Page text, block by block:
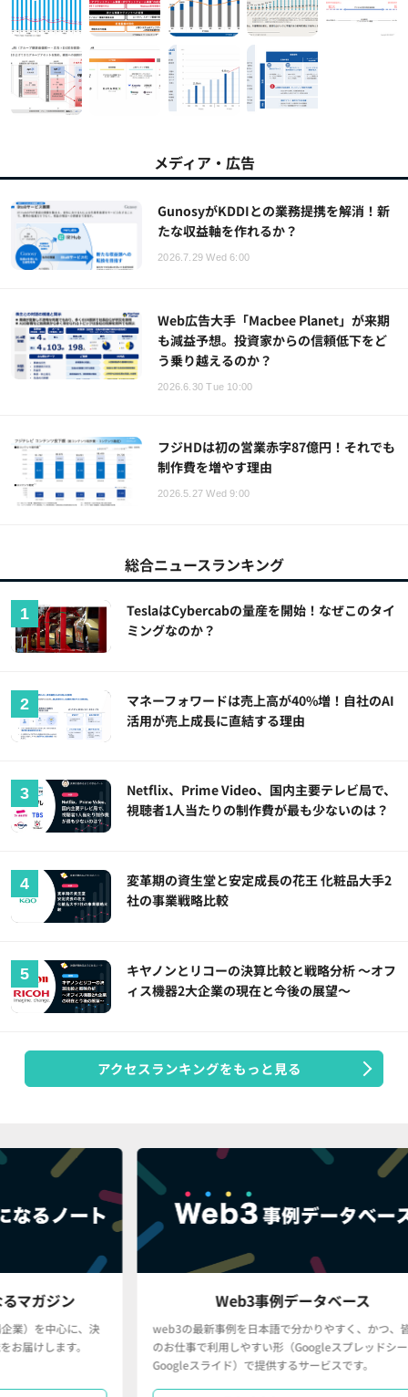
メディア・広告
GunosyがKDDIとの業務提携を解消！新
たな収益軸を作れるか？
2026.7.29 Wed 6:00
Web広告大手「Macbee Planet」が来期
も減益予想。投資家からの信頼低下をど
う乗り越えるのか？
2026.6.30 Tue 10:00
フジHDは初の営業赤字87億円！それでも
制作費を増やす理由
2026.5.27 Wed 9:00
総合ニュースランキング
TeslaはCybercabの量産を開始！なぜこのタイ
ミングなのか？
マネーフォワードは売上高が40%増！自社のAI
活用が売上成長に直結する理由
Netflix、Prime Video、国内主要テレビ局で、
視聴者1人当たりの制作費が最も少ないのは？
変革期の資生堂と安定成長の花王 化粧品大手2
社の事業戦略比較
キヤノンとリコーの決算比較と戦略分析 ～オフ
ィス機器2大企業の現在と今後の展望～
アクセスランキングをもっと見る
、決
。
Web3事例データベース
web3の最新事例を日本語で分かりやすく、かつ、皆さん
のお仕事で利用しやすい形（Googleスプレッドシート・
Googleスライド）で提供するサービスです。